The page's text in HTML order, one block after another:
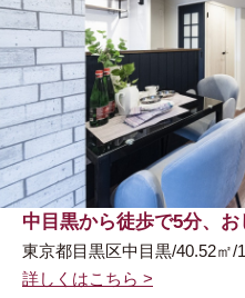
中目黒から徒歩で5分、
東京都目黒区中目黒/40.52㎡/
詳しくはこちら >